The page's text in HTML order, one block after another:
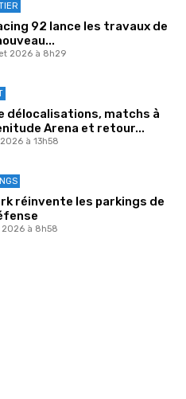
92 lance les travaux de
2026 à 8h29
délocalisations, matchs à
Arena et retour...
à 13h58
réinvente les parkings de
à 8h58